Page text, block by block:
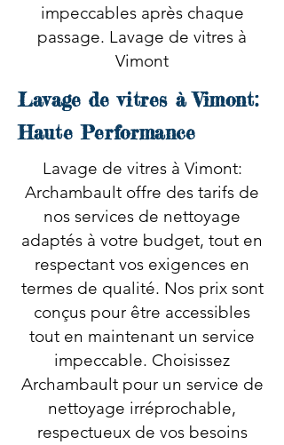
impeccables après chaque
passage. Lavage de vitres à
Vimont
Lavage de vitres à Vimont:
Haute Performance
Lavage de vitres à Vimont:
Archambault offre des tarifs de
nos services de nettoyage
adaptés à votre budget, tout en
respectant vos exigences en
termes de qualité. Nos prix sont
conçus pour être accessibles
tout en maintenant un service
impeccable. Choisissez
Archambault pour un service de
nettoyage irréprochable,
respectueux de vos besoins